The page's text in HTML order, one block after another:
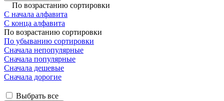
По возрастанию сортировки
С начала алфавита
С конца алфавита
По возрастанию сортировки
По убыванию сортировки
Сначала непопулярные
Сначала популярные
Сначала дешевые
Сначала дорогие
Выбрать все